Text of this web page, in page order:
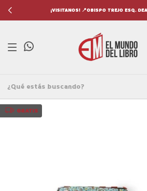
¡VISITANOS! 📍OBISPO TREJO ESQ.
GRATIS